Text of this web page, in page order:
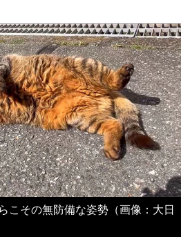
こその無防備な姿勢（画像：大日